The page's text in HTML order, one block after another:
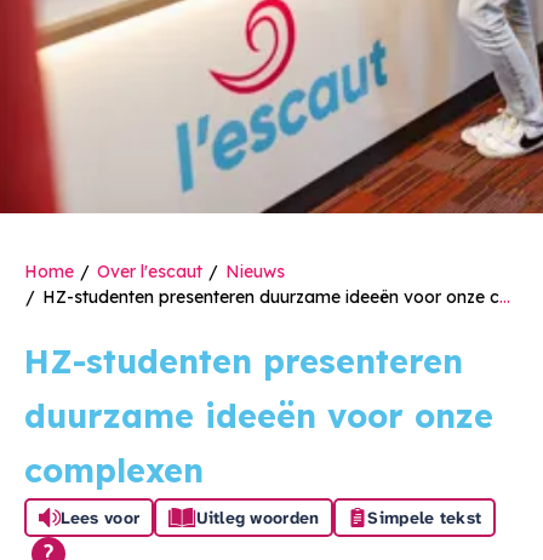
Home Over l'escaut
Nieuws
HZ-studenten presenteren duurzame ideeën voor onze complexen
HZ-studenten presenteren
duurzame ideeën voor onze
complexen
Lees voor Uitleg woorden Simpele tekst